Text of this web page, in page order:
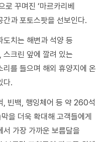
꾸며진 ‘마르카리베
간과 포토스팟을 선보인다.
도치는 해변과 석양 등
스크린 앞에 깔려 있는
를 들으며 해외 휴양지에 온
다.
, 빈백, 행잉체어 등 약 260석
을 더욱 확대해 고객들에게
가장 가까운 보름달을